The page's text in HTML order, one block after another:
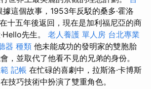
據這個故事，1953年反駁的桑多·霍洛
十五年後返回，現在是加利福尼亞的商
先生。 老人養護 單人房 台北專業
器 種類 他未能成功的發明家的雙胞胎
，並取代了他看不見的兄弟的身份。
記帳 在忙碌的喜劇中，拉斯洛·卡博斯
技巧技術中扮演了雙重角色。